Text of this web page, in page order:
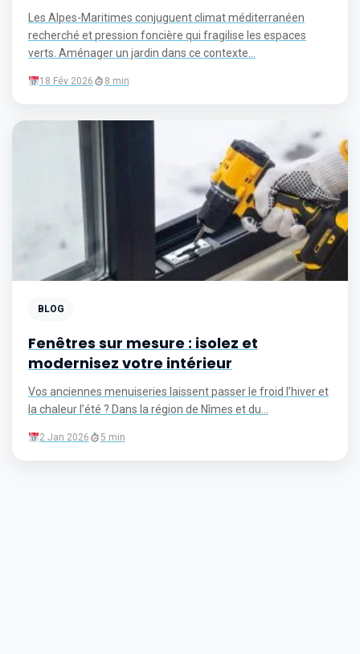
Les Alpes-Maritimes conjuguent climat méditerranéen
recherché et pression foncière qui fragilise les espaces
verts. Aménager un jardin dans ce contexte...
18 Fév 2026 8 min
BLOG
Fenêtres sur mesure : isolez et
modernisez votre intérieur
Vos anciennes menuiseries laissent passer le froid l’hiver et
la chaleur l’été ? Dans la région de Nîmes et du...
2 Jan 2026 5 min